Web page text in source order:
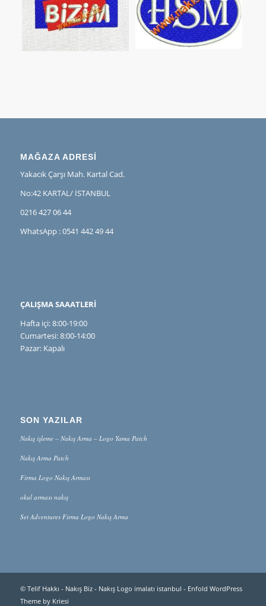
MAĞAZA ADRESİ
Yakacık Çarşı Mah. Kartal Cad.
No:42 KARTAL/ İSTANBUL
0216 427 06 44
WhatsApp : 0541 442 49 44
ÇALIŞMA SAAATLERİ
Hafta içi: 8:00-19:00
Cumartesi: 8:00-14:00
Pazar: Kapalı
SON YAZILAR
Nakış işleme – Nakış Arma – Logo Yama Patch
Nakış Arma Patch
Firma Logo Nakış Arması
okul arması nakış
Set Adventures Firma Logo Nakış Arma
© Telif Hakkı - Nakış Biz - Nakış Logo imalatı istanbul - Enfold WordPress
Theme by Kriesi